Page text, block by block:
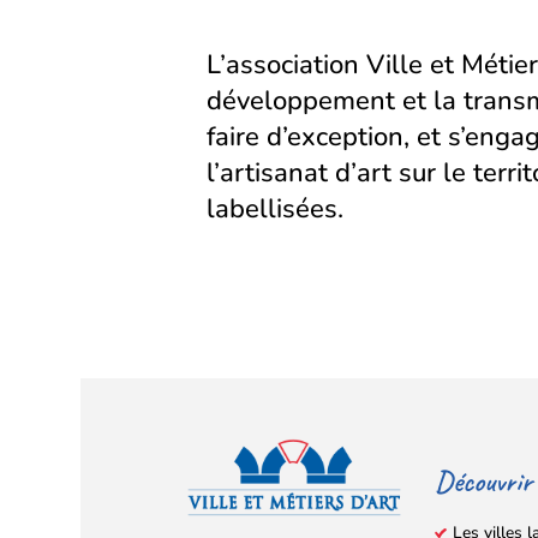
L’association Ville et
développement et la
faire d’exception, et
l’artisanat d’art sur le
labellisées.
Découvrir
Les villes